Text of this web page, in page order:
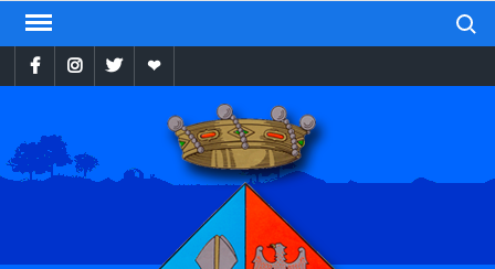
Skip
contentFacebookInstragram
TwitterEbando